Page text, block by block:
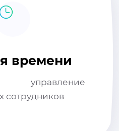
времени
управление
сотрудников